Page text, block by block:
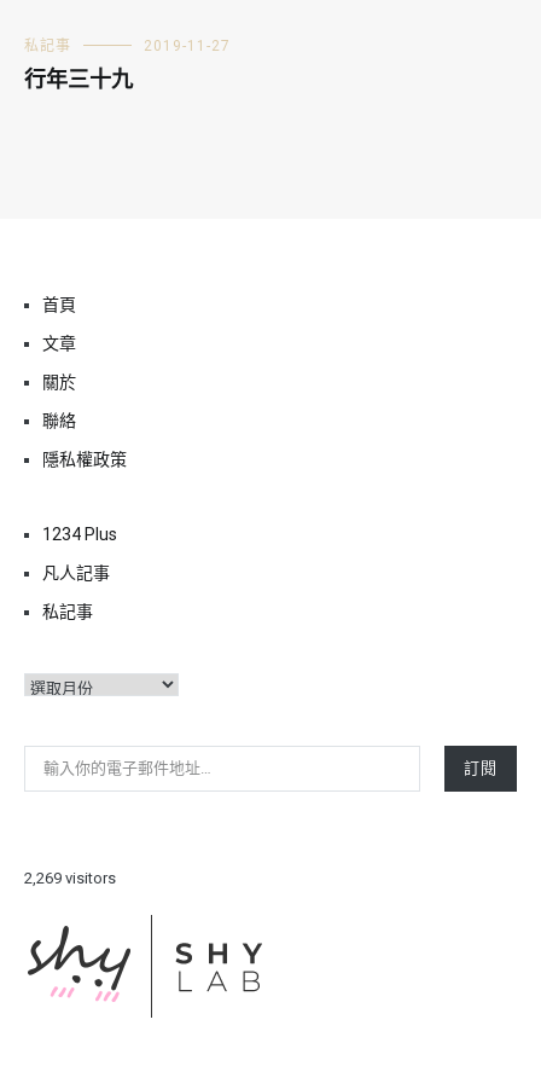
私記事 2019-11-27
行年三十九
首頁
文章
關於
聯絡
隱私權政策
1234 Plus
凡人記事
私記事
彙
輸入你的電子郵件地址…
訂閱
2,269 visitors